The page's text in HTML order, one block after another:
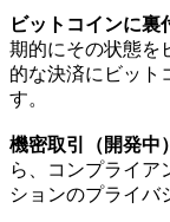
ビットコインに裏
期的にその状態を
的な決済にビット
す。
機密取引（開発中
ら、コンプライア
ションのプライバ